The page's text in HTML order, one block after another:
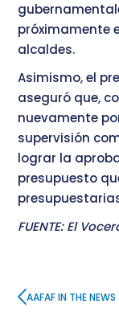
próximamente
alcaldes.
Asimismo, el
aseguró que,
nuevamente
supervisión
lograr la
presupuesto
FUENTE: El
AAFAF IN THE NEWS